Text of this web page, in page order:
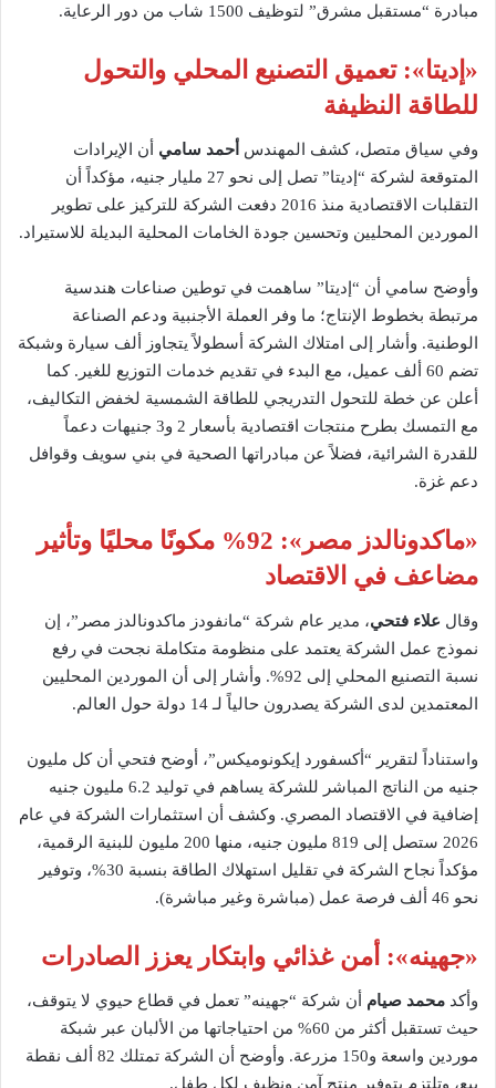
مبادرة “مستقبل مشرق” لتوظيف 1500 شاب من دور الرعاية.
« إديتا»: تعميق التصنيع المحلي والتحول
للطاقة النظيفة
وفي سياق متصل، كشف المهندس أحمد سامي أن الإيرادات
المتوقعة لشركة “إديتا” تصل إلى نحو 27 مليار جنيه، مؤكداً أن
التقلبات الاقتصادية منذ 2016 دفعت الشركة للتركيز على تطوير
الموردين المحليين وتحسين جودة الخامات المحلية البديلة للاستيراد.
وأوضح سامي أن “إديتا” ساهمت في توطين صناعات هندسية
مرتبطة بخطوط الإنتاج؛ ما وفر العملة الأجنبية ودعم الصناعة
الوطنية. وأشار إلى امتلاك الشركة أسطولاً يتجاوز ألف سيارة وشبكة
تضم 60 ألف عميل، مع البدء في تقديم خدمات التوزيع للغير. كما
أعلن عن خطة للتحول التدريجي للطاقة الشمسية لخفض التكاليف،
مع التمسك بطرح منتجات اقتصادية بأسعار 2 و3 جنيهات دعماً
للقدرة الشرائية، فضلاً عن مبادراتها الصحية في بني سويف وقوافل
دعم غزة.
«ماكدونالدز مصر »
: 92% مكونًا محليًا وتأثير
مضاعف في الاقتصاد
وقال علاء فتحي، مدير عام شركة “مانفودز ماكدونالدز مصر”، إن
نموذج عمل الشركة يعتمد على منظومة متكاملة نجحت في رفع
نسبة التصنيع المحلي إلى 92%. وأشار إلى أن الموردين المحليين
المعتمدين لدى الشركة يصدرون حالياً لـ 14 دولة حول العالم.
واستناداً لتقرير “أكسفورد إيكونوميكس”، أوضح فتحي أن كل مليون
جنيه من الناتج المباشر للشركة يساهم في توليد 6.2 مليون جنيه
إضافية في الاقتصاد المصري. وكشف أن استثمارات الشركة في عام
2026 ستصل إلى 819 مليون جنيه، منها 200 مليون للبنية الرقمية،
مؤكداً نجاح الشركة في تقليل استهلاك الطاقة بنسبة 30%، وتوفير
نحو 46 ألف فرصة عمل (مباشرة وغير مباشرة).
«جهينه»: أمن غذائي وابتكار يعزز الصادرات
وأكد محمد صيام أن شركة “جهينه” تعمل في قطاع حيوي لا يتوقف،
حيث تستقبل أكثر من 60% من احتياجاتها من الألبان عبر شبكة
موردين واسعة و150 مزرعة. وأوضح أن الشركة تمتلك 82 ألف نقطة
بيع، وتلتزم بتوفير منتج آمن ونظيف لكل طفل.